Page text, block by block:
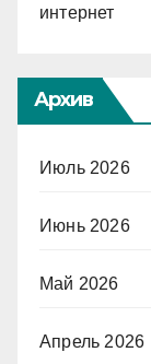
интернет
Архив
Июль 2026
Июнь 2026
Май 2026
Апрель 2026